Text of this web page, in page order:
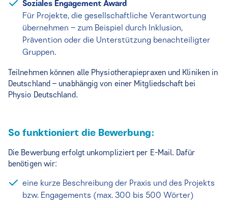
Soziales Engagement Award
Für Projekte, die gesellschaftliche Verantwortung
übernehmen – zum Beispiel durch Inklusion,
Prävention oder die Unterstützung benachteiligter
Gruppen.
Teilnehmen können alle Physiotherapiepraxen und Kliniken in
Deutschland – unabhängig von einer Mitgliedschaft bei
Physio Deutschland.
So funktioniert die Bewerbung:
Die Bewerbung erfolgt unkompliziert per E-Mail. Dafür
benötigen wir:
eine kurze Beschreibung der Praxis und des Projekts
bzw. Engagements (max. 300 bis 500 Wörter)